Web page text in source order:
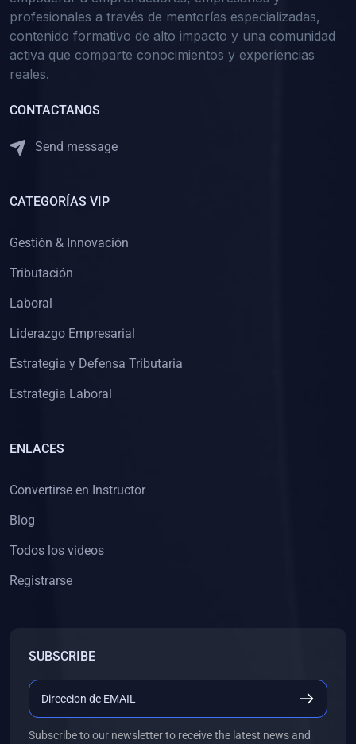
profesionales a través de mentorías especializadas,
contenido formativo de alto impacto y una comunidad
activa que comparte conocimientos y experiencias
reales.
CONTACTANOS
Send message
CATEGORÍAS VIP
Gestión & Innovación
Tributación
Laboral
Liderazgo Empresarial
Estrategia y Defensa Tributaria
Estrategia Laboral
ENLACES
Convertirse en Instructor
Blog
Todos los videos
Registrarse
SUBSCRIBE
Subscribe to our newsletter to receive the latest news and